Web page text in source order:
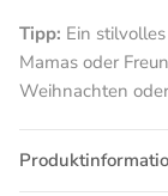
Tipp: Ein
Mamas oder
Weihnachten